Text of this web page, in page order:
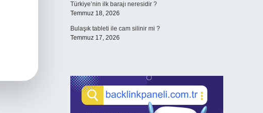
Türkiye’nin ilk barajı neresidir ?
Temmuz 18, 2026
Bulaşık tableti ile cam silinir mi ?
Temmuz 17, 2026